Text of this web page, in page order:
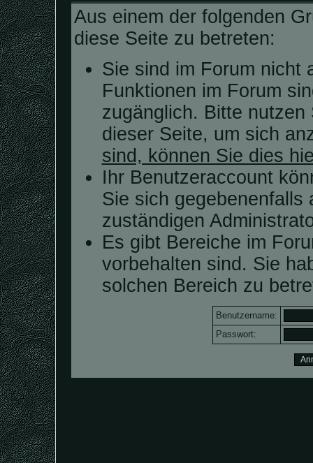
Aus einem der folgenden
diese Seite zu betreten:
Sie sind im Forum nicht
Funktionen im Forum
zugänglich. Bitte
dieser Seite, um sich
sind, können Sie dies
Ihr Benutzeraccount
Sie sich gegebenenfalls
zuständigen
Es gibt Bereiche im
vorbehalten sind. Sie
solchen Bereich zu
Benutzername:
Passwort: